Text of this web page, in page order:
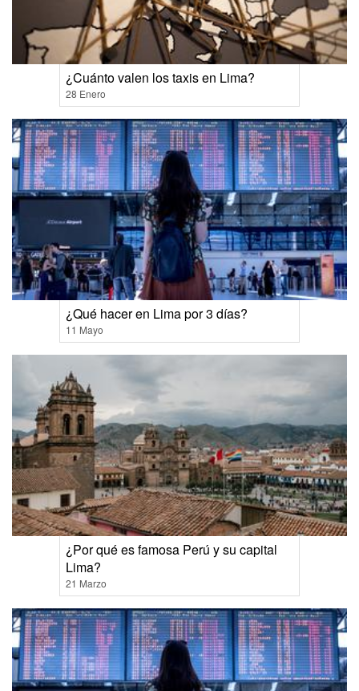
¿Cuánto valen los taxis en Lima?
28 Enero
¿Qué hacer en Lima por 3 días?
11 Mayo
¿Por qué es famosa Perú y su capital
Lima?
21 Marzo